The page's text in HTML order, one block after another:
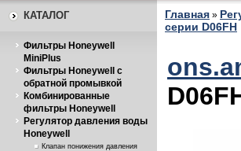
КАТАЛОГ
Фильтры Honeywell
MiniPlus
Фильтры Honeywell с
обратной промывкой
Комбинированные
фильтры Honeywell
Регулятор давления воды
Honeywell
Клапан понижения давления
Главная »
серии D06FH